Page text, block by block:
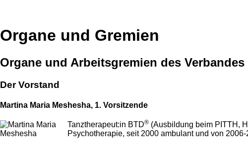
Organe und Gremien
Organe und Arbeitsgremien des
Der Vorstand
Martina Maria Meshesha, 1. Vorsitzende
Tanztherapeut:in BTD® (Ausbildung beim PITTH,
Psychotherapie, seit 2000 ambulant und von